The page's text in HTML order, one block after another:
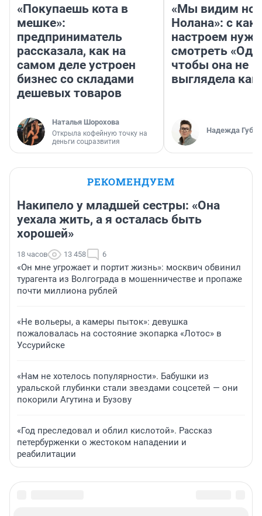
«Покупаешь кота в
мешке»:
предприниматель
рассказала, как на
самом деле устроен
бизнес со складами
дешевых товаров
Наталья Шорохова
Открыла кофейную точку на
деньги соцразвития
«Мы видим
Нолана»: с
настроем
смотреть
чтобы она не
выглядела как
Надежда
РЕКОМЕНДУЕМ
Накипело у младшей сестры: «Она
уехала жить, а я осталась быть
хорошей»
18 часов 13 458 6
«Он мне угрожает и портит жизнь»: москвич обвинил
турагента из Волгограда в мошенничестве и пропаже
почти миллиона рублей
«Не вольеры, а камеры пыток»: девушка
пожаловалась на состояние экопарка «Лотос» в
Уссурийске
«Нам не хотелось популярности». Бабушки из
уральской глубинки стали звездами соцсетей — они
покорили Агутина и Бузову
«Год преследовал и облил кислотой». Рассказ
петербурженки о жестоком нападении и
реабилитации